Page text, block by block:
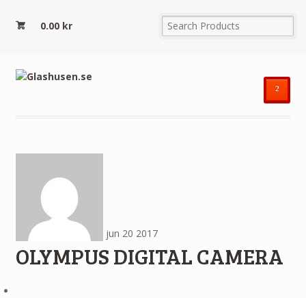
0.00 kr
²
jun 20 2017
OLYMPUS DIGITAL CAMERA